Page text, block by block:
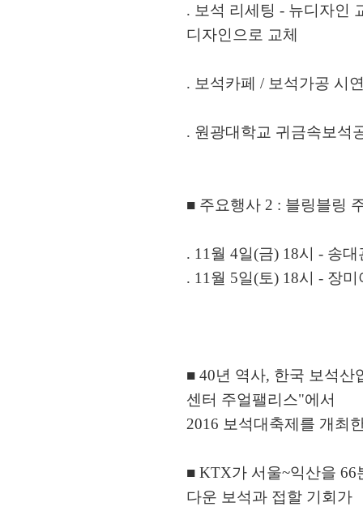
. 보석 리세팅 - 뉴디자인
디자인으로 교체
. 보석카페 / 보석가공 시
. 원광대학교 귀금속보석
■ 주요행사 2 : 블링블링
. 11월 4일(금) 18시 - 송
. 11월 5일(토) 18시 - 장미
■ 40년 역사, 한국 보석
센터 주얼팰리스"에서
2016 보석대축제를 개최
■ KTX가 서울~익산을 66
다운 보석과 접할 기회가